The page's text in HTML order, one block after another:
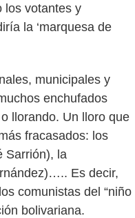
los votantes y
la ‘marquesa de
municipales y
enchufados
llorando. Un lloro que
fracasados: los
Sarrión), la
Es decir,
comunistas del “niño
bolivariana.